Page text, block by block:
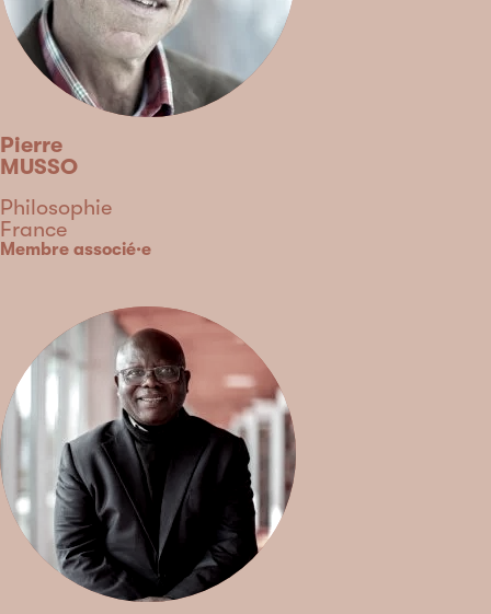
Pierre
MUSSO
Discipline
Philosophie
Country
France
Type
Membre associé·e